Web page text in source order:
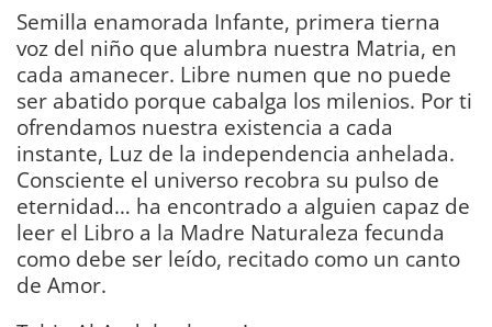
Semilla enamorada Infante, primera tierna
voz del niño que alumbra nuestra Matria, en
cada amanecer. Libre numen que no puede
ser abatido porque cabalga los milenios. Por ti
ofrendamos nuestra existencia a cada
instante, Luz de la independencia anhelada.
Consciente el universo recobra su pulso de
eternidad… ha encontrado a alguien capaz de
leer el Libro a la Madre Naturaleza fecunda
como debe ser leído, recitado como un canto
de Amor.